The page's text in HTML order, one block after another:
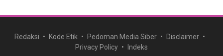
Redaksi Kode Etik Pedoman Media Siber
Disclaimer
Privacy Policy
Indeks